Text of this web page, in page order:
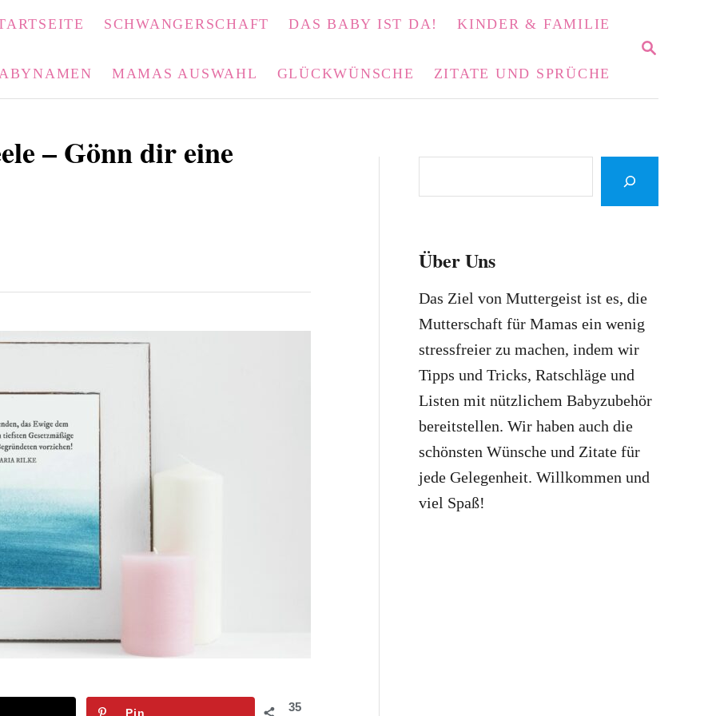
S
SCHWANGERSCHAFT DAS BABY IST DA! KINDER & FAMILIE
MAMAS AUSWAHL GLÜCKWÜNSCHE ZITATE UND SPRÜCHE
– Gönn dir eine
35
Pin
e
c
h
Über Uns
Das Ziel von Muttergeist ist es, die
Mutterschaft für Mamas ein wenig
stressfreier zu machen, indem wir
Tipps und Tricks, Ratschläge und
Listen mit nützlichem Babyzubehör
bereitstellen. Wir haben auch die
schönsten Wünsche und Zitate für
jede Gelegenheit. Willkommen und
viel Spaß!